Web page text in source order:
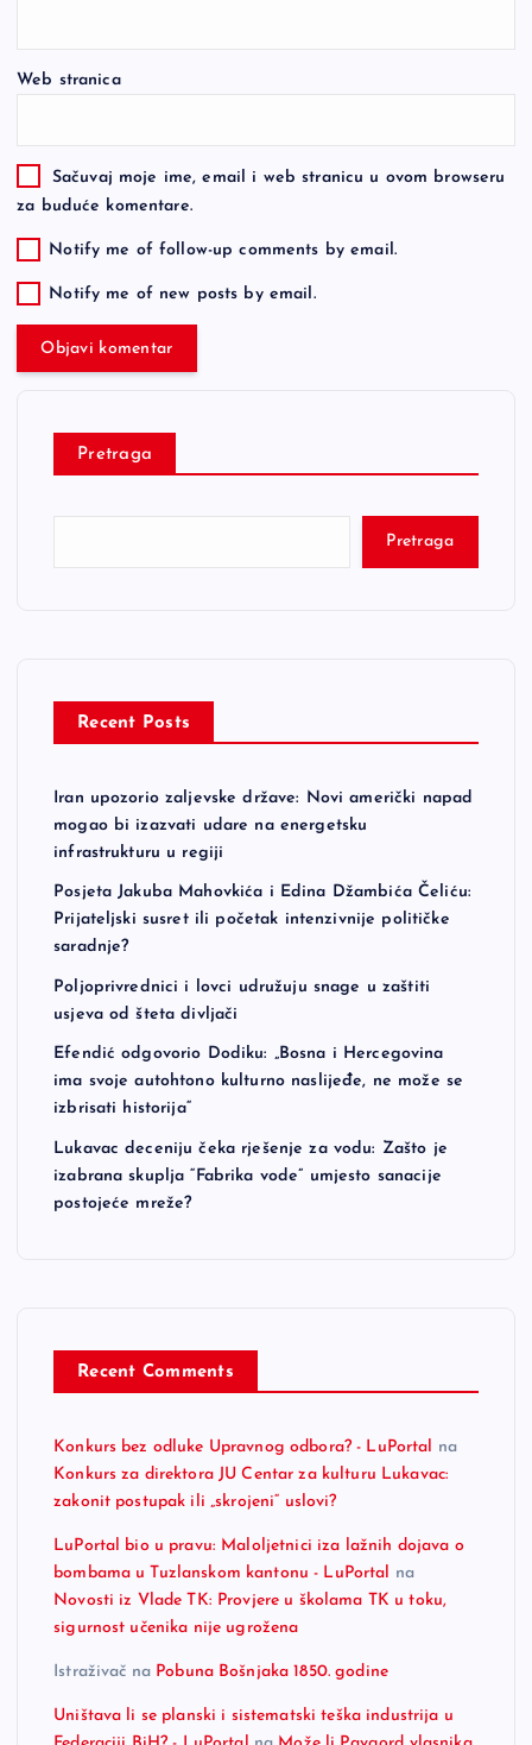
Web stranica
Sačuvaj moje ime, email i web stranicu u ovom browseru
za buduće komentare.
Notify me of follow-up comments by email.
Notify me of new posts by email.
Pretraga
Pretraga
Recent Posts
Iran upozorio zaljevske države: Novi američki napad
mogao bi izazvati udare na energetsku
infrastrukturu u regiji
Posjeta Jakuba Mahovkića i Edina Džambića Čeliću:
Prijateljski susret ili početak intenzivnije političke
saradnje?
Poljoprivrednici i lovci udružuju snage u zaštiti
usjeva od šteta divljači
Efendić odgovorio Dodiku: „Bosna i Hercegovina
ima svoje autohtono kulturno naslijeđe, ne može se
izbrisati historija“
Lukavac deceniju čeka rješenje za vodu: Zašto je
izabrana skuplja “Fabrika vode” umjesto sanacije
postojeće mreže?
Recent Comments
Konkurs bez odluke Upravnog odbora? - LuPortal
na
Konkurs za direktora JU Centar za kulturu Lukavac:
zakonit postupak ili „skrojeni“ uslovi?
LuPortal bio u pravu: Maloljetnici iza lažnih dojava o
bombama u Tuzlanskom kantonu - LuPortal
na
Novosti iz Vlade TK: Provjere u školama TK u toku,
sigurnost učenika nije ugrožena
Istraživač na Pobuna Bošnjaka 1850. godine
Uništava li se planski i sistematski teška industrija u